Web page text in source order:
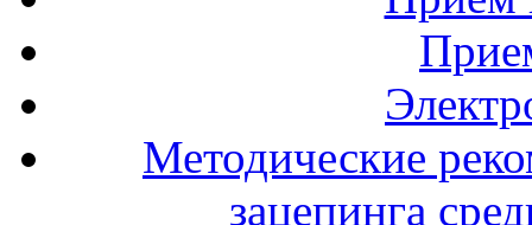
Методические
зацепинга